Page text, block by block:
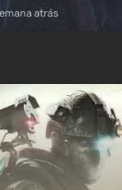
atrás